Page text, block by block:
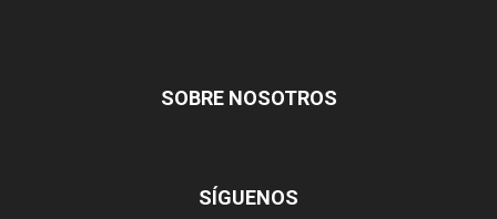
SOBRE NOSOTROS
SÍGUENOS